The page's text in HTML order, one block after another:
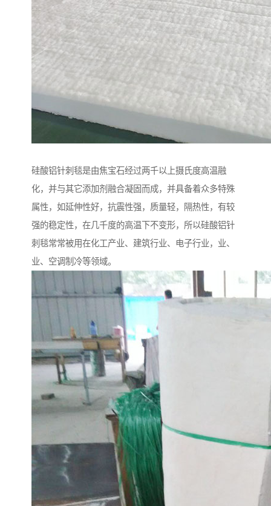
硅酸铝针刺毯是由焦宝石经过两千以上摄氏度高温融
化，并与其它添加剂融合凝固而成，并具备着众多特殊
属性，如延伸性好，抗震性强，质量轻，隔热性，有较
强的稳定性，在几千度的高温下不变形，所以硅酸铝针
刺毯常常被用在化工产业、建筑行业、电子行业，业、
业、空调制冷等领域。